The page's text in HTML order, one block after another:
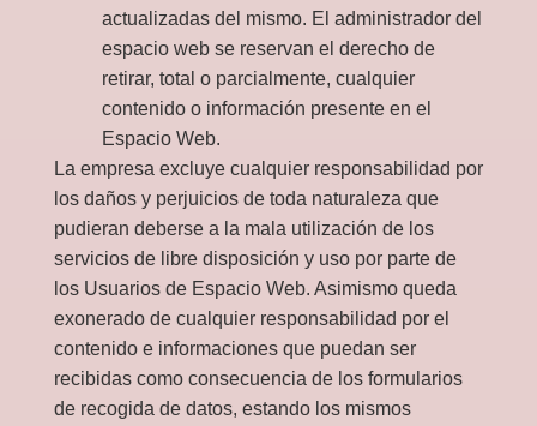
actualizadas del mismo. El administrador del
espacio web se reservan el derecho de
retirar, total o parcialmente, cualquier
contenido o información presente en el
Espacio Web.
La empresa excluye cualquier responsabilidad por
los daños y perjuicios de toda naturaleza que
pudieran deberse a la mala utilización de los
servicios de libre disposición y uso por parte de
los Usuarios de Espacio Web. Asimismo queda
exonerado de cualquier responsabilidad por el
contenido e informaciones que puedan ser
recibidas como consecuencia de los formularios
de recogida de datos, estando los mismos